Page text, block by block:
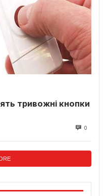
тривожні кнопки
0